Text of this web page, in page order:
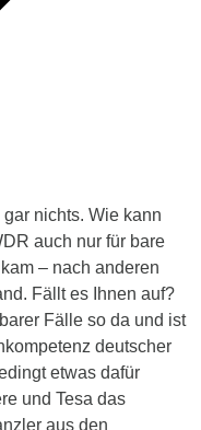
nichts. Wie kann
auch nur für bare
– nach anderen
Fällt es Ihnen auf?
Fälle so da und ist
deutscher
etwas dafür
und Tesa das
aus den